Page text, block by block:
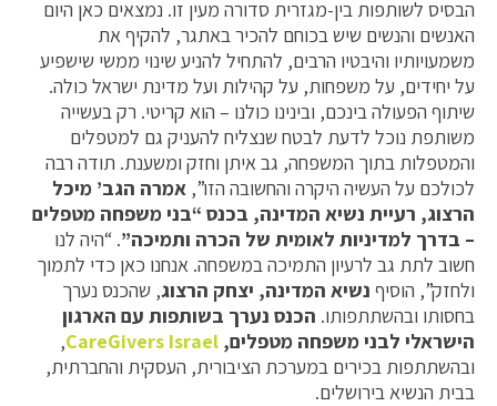
הבסיס לשותפות בין-מגזרית סדורה מעין זו. נמצאים כאן היום
האנשים והנשים שיש בכוחם להכיר באתגר, להקיף את
משמעויותיו והיבטיו הרבים, להתחיל להניע שינוי ממשי שישפיע
על יחידים, על משפחות, על קהילות ועל מדינת ישראל כולה.
שיתוף הפעולה בינכם, ובינינו כולנו – הוא קריטי. רק בעשייה
משותפת נוכל לדעת לבטח שנצליח להעניק גם למטפלים
והמטפלות בתוך המשפחה, גב איתן וחזק ומשענת. תודה רבה
לכולכם על העשיה היקרה והחשובה הזו”, אמרה הגב’ מיכל
הרצוג, רעיית נשיא המדינה, בכנס “בני משפחה מטפלים
– בדרך למדיניות לאומית של הכרה ותמיכה”. “היה לנו
חשוב לתת גב לרעיון התמיכה במשפחה. אנחנו כאן כדי לתמוך
ולחזק”, הוסיף נשיא המדינה, יצחק הרצוג, שהכנס נערך
בחסותו ובהשתתפותו. הכנס נערך בשותפות עם הארגון
הישראלי לבני משפחה מטפלים, CareGivers Israel
,
ובהשתתפות בכירים במערכת הציבורית, העסקית והחברתית,
בבית הנשיא בירושלים.